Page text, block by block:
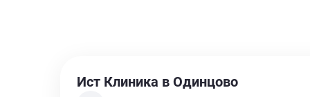
Ист Клиника в Одинцово